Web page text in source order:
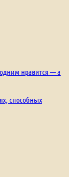
нравится — а
способных